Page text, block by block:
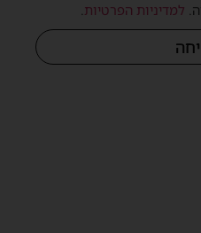
למדיניות הפרטיות.